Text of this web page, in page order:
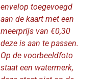
envelop toegevoegd
aan de kaart met een
meerprijs van €0,30
deze is aan te passen.
Op de voorbeeldfoto
staat een watermerk,